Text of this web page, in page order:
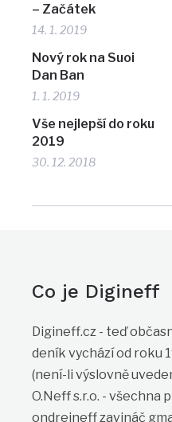
– Začátek
14. 1. 2019
Nový rok na Suoi
Dan Ban
1. 1. 2019
Vše nejlepší do roku
2019
30. 12. 2018
Co je Digineff
Digineff.cz - teď
deník vychází od roku
(není-li výslovně
O.Neff s.r.o. - všechna
ondrejneff zavináč